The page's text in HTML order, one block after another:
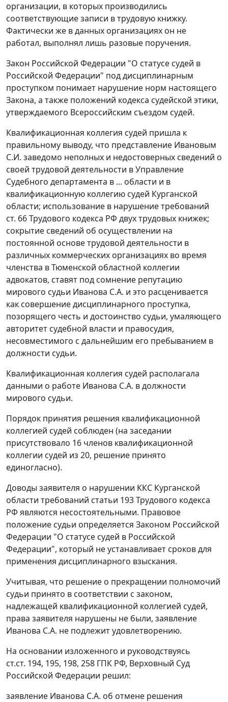
организации, в которых производились
соответствующие записи в трудовую книжку.
Фактически же в данных организациях он не
работал, выполнял лишь разовые поручения.
Закон Российской Федерации "О статусе судей в
Российской Федерации" под дисциплинарным
проступком понимает нарушение норм настоящего
Закона, а также положений кодекса судейской этики,
утверждаемого Всероссийским съездом судей.
Квалификационная коллегия судей пришла к
правильному выводу, что представление Ивановым
С.И. заведомо неполных и недостоверных сведений о
своей трудовой деятельности в Управление
Судебного департамента в ... области и в
квалификационную коллегию судей Курганской
области; использование в нарушение требований
ст. 66Трудового кодекса РФ двух трудовых книжек;
сокрытие сведений об осуществлении на
постоянной основе трудовой деятельности в
различных коммерческих организациях во время
членства в Тюменской областной коллегии
адвокатов, ставят под сомнение репутацию
мирового судьи Иванова С.А. и это расценивается
как совершение дисциплинарного проступка,
позорящего честь и достоинство судьи, умаляющего
авторитет судебной власти и правосудия,
несовместимого с дальнейшим его пребыванием в
должности судьи.
Квалификационная коллегия судей располагала
данными о работе Иванова С.А. в должности
мирового судьи.
Порядок принятия решения квалификационной
коллегией судей соблюден (на заседании
присутствовало 16 членов квалификационной
коллегии судей из 20, решение принято
единогласно).
Доводы заявителя о нарушении ККС Курганской
области требований статьи 193Трудового кодекса
РФ являются несостоятельными. Правовое
положение судьи определяется Законом Российской
Федерации "О статусе судей в Российской
Федерации", который не устанавливает сроков для
применения дисциплинарного взыскания.
Учитывая, что решение о прекращении полномочий
судьи принято в соответствии с законом,
надлежащей квалификационной коллегией судей,
права заявителя нарушены не были, заявление
Иванова С.А. не подлежит удовлетворению.
На основании изложенного и руководствуясь
ст.ст. 194, 195, 198, 258 ГПК РФ, Верховный Суд
Российской Федерации решил:
заявление Иванова С.А. об отмене решения